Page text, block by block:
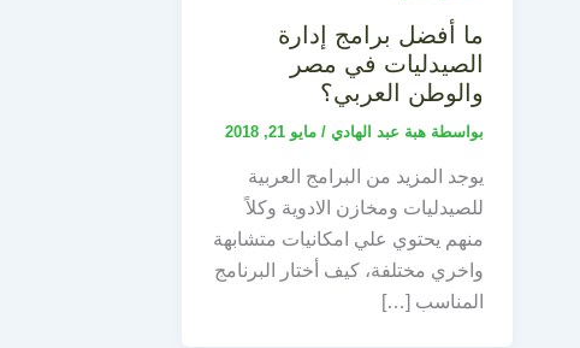
ما أفضل برامج إدارة
الصيدليات في مصر
والوطن العربي؟
بواسطة هبة عبد الهادي / مايو 21, 2018
يوجد المزيد من البرامج العربية
للصيدليات ومخازن الادوية وكلاً
منهم يحتوي علي امكانيات متشابهة
واخري مختلفة، كيف أختار البرنامج
المناسب […]